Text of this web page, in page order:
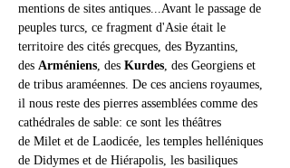
mentions de sites antiques... Avant le passage de
peuples turcs, ce fragment d'Asie était le
territoire des cités grecques, des Byzantins,
des Arméniens , des Kurdes , des Georgiens et
de tribus araméennes. De ces anciens royaumes,
il nous reste des pierres assemblées comme des
cathédrales de sable: ce sont les théâtres
de Milet et de Laodicée, les temples helléniques
de Didymes et de Hiérapolis, les basiliques